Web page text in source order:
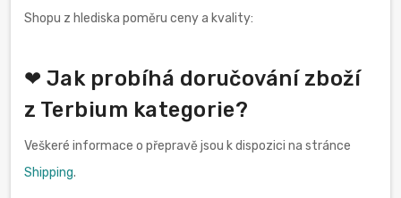
Shopu z hlediska poměru ceny a kvality:
❤ Jak probíhá doručování zboží
z Terbium kategorie?
Veškeré informace o přepravě jsou k dispozici na stránce
Shipping.